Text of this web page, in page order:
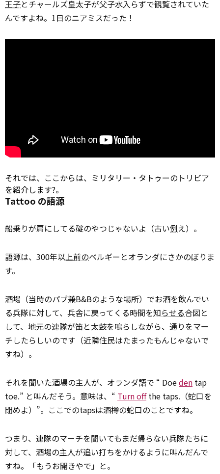
王子とチャールズ皇太子が父子水入らずで観覧されていた
んですよね。1日のニアミスだった！
それでは、ここからは、ミリタリー・タトゥーのトリビア
を紹介します?。
Tattoo の語源
船乗りが肩にしてる碇のやつじゃないよ（古い例え）。
語源は、300年以上前のベルギーとオランダにさかのぼりま
す。
酒場（当時のパブ兼B&Bのような場所）でお酒を飲んでい
る兵隊に対して、兵舎に戻ってくる時間を知らせる合図と
して、地元の連隊が笛と太鼓を鳴らしながら、通りをマー
チしたらしいのです（近隣住民はたまったもんじゃないで
すね）。
それを聞いた酒場の主人が、オランダ語で “ Doeden tap
toe.” と叫んだそう。意味は、“ Turn offthe taps.（蛇口を
閉めよ）”。ここでのtapsは酒樽の蛇口のことですね。
つまり、連隊のマーチを聞いてもまだ帰らない兵隊たちに
対して、酒場の主人が追い打ちをかけるように叫んだんで
すね。「もうお開きやで」と。